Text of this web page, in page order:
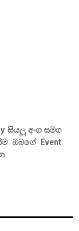
සියලු අංග සමග
ඔබගේ Event